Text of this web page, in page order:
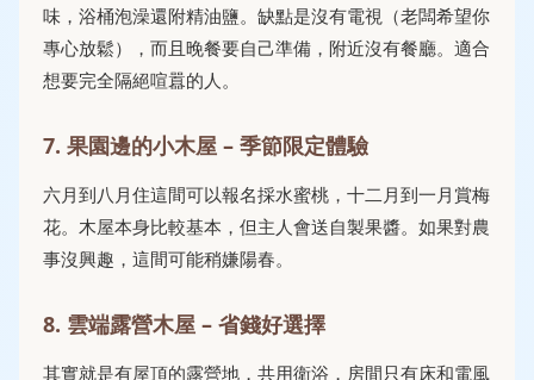
味，浴桶泡澡還附精油鹽。缺點是沒有電視（老闆希望你
專心放鬆），而且晚餐要自己準備，附近沒有餐廳。適合
想要完全隔絕喧囂的人。
7. 果園邊的小木屋 – 季節限定體驗
六月到八月住這間可以報名採水蜜桃，十二月到一月賞梅
花。木屋本身比較基本，但主人會送自製果醬。如果對農
事沒興趣，這間可能稍嫌陽春。
8. 雲端露營木屋 – 省錢好選擇
其實就是有屋頂的露營地，共用衛浴，房間只有床和電風